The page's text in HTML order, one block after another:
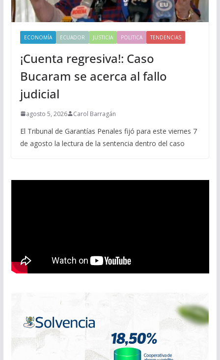
ECONOMÍA ECUADOR JUSTICIA POLITICA TENDENCIAS
¡Cuenta regresiva!: Caso
Bucaram se acerca al fallo
judicial
agosto 5, 2026 Carol Barragán
El Tribunal de Garantías Penales fijó para este viernes 7
de agosto la lectura de la sentencia dentro del caso